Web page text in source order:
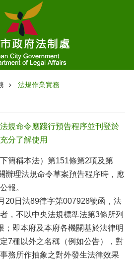
法規作業實務
規命令應踐行預告程序並刊登於
分了解使用
簡稱本法）第151條第2項及第
辦理法規命令草案預告程序時，應
報。
20日法89律字第007928號函，法
，不以中央法規標準法第3條所列
；即本府及本府各機關基於法律明
7種以外之名稱（例如公告），對
務所作抽象之對外發生法律效果